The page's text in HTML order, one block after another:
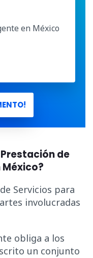
en México
de
Servicios para
involucradas
obliga a los
un conjunto